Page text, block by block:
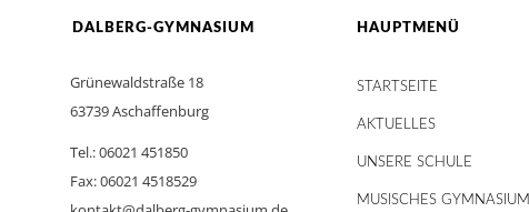
DALBERG-GYMNASIUM
Grünewaldstraße 18
63739 Aschaffenburg
Tel.: 06021 451850
Fax: 06021 4518529
HAUPTMENÜ
STARTSEITE
AKTUELLES
UNSERE SCHULE
MUSISCHES GYMNASIUM